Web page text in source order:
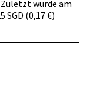
wurde am
SGD (0,17 €)